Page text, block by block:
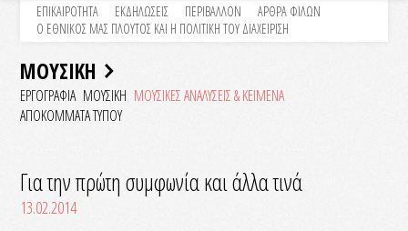
ΕΠΙΚΑΙΡΟΤΗΤΑ ΕΚΔΗΛΩΣΕΙΣ ΠΕΡΙΒΑΛΛΟΝ
ΑΡΘΡΑ ΦΙΛΩΝ
Ο ΕΘΝΙΚΟΣ ΜΑΣ ΠΛΟΥΤΟΣ ΚΑΙ Η ΠΟΛΙΤΙΚΗ ΤΟΥ ΔΙΑΧΕΙΡΙΣΗ
ΜΟΥΣΙΚΗ
ΕΡΓΟΓΡΑΦΙΑ ΜΟΥΣΙΚΗ ΜΟΥΣΙΚΕΣ ΑΝΑΛΥΣΕΙΣ & KEIMENA
ΑΠΟΚΟΜΜΑΤΑ ΤΥΠΟΥ
Για την πρώτη συμφωνία και άλλα τινά
13.02.2014